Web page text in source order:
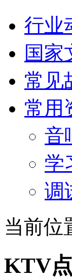
行业
国家
常见
常用
音
学
调
当前位
KTV